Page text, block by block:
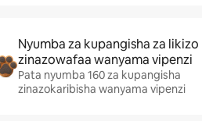
Nyumba za kupangisha za likizo
zinazowafaa wanyama vipenzi
Pata nyumba 160 za kupangisha
zinazokaribisha wanyama vipenzi